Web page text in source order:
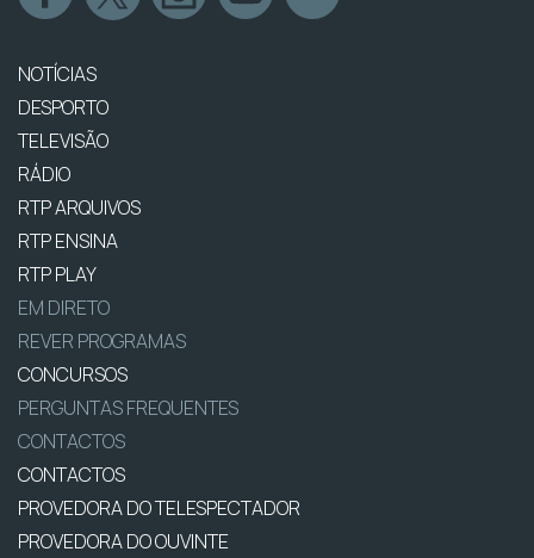
NOTÍCIAS
DESPORTO
TELEVISÃO
RÁDIO
RTP ARQUIVOS
RTP ENSINA
RTP PLAY
EM DIRETO
REVER PROGRAMAS
CONCURSOS
PERGUNTAS FREQUENTES
CONTACTOS
CONTACTOS
PROVEDORA DO TELESPECTADOR
PROVEDORA DO OUVINTE